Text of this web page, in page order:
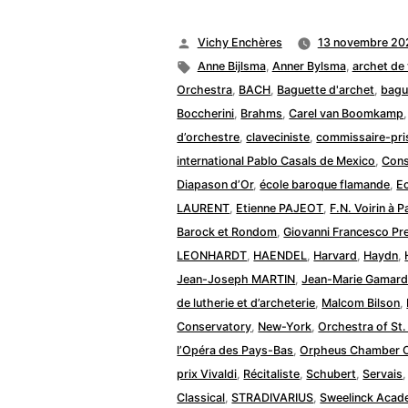
Publié
par
Vichy Enchères 13 novembre
Étiquettes :
Anne Bijlsma, Anner Bylsma, archet de
Orchestra, BACH, Baguette d'archet,
Boccherini, Brahms,Carel van Boomkamp
d’orchestre,claveciniste,commissaire-
international Pablo Casals de Mexico,
Diapason d’Or,école baroque flamande,
LAURENT, Etienne PAJEOT, F.N. Voirin à
Barock et Rondom,Giovanni Francesco
LEONHARDT, HAENDEL, Harvard, Haydn,
Jean-Joseph MARTIN,Jean-Marie Gamard
de lutherie et d’archeterie, Malcom Bilson,
Conservatory, New-York,Orchestra of St.
l’Opéra des Pays-Bas,Orpheus Chamber
prix Vivaldi, Récitaliste,Schubert,Servais
Classical,STRADIVARIUS,Sweelinck